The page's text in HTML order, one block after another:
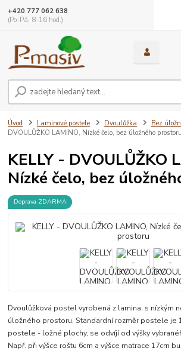
+420 777 062 638
(Po-Pá, 8-16 hod.)
Úvod Laminové postele Dvoulůžka Bez
DVOULŮŽKO LAMINO, Nízké čelo, bez úložného prostoru
KELLY - DVOULŮŽKO
Nízké čelo, bez
Doprava ZDARMA
Dvoulůžková postel vyrobená z lamina, s nízkým
úložného prostoru. Standardní rozměr postele je
postele - ložné plochy, se odvíjí od výšky
Např. při výšce roštu 6cm a výšce matrace 17cm